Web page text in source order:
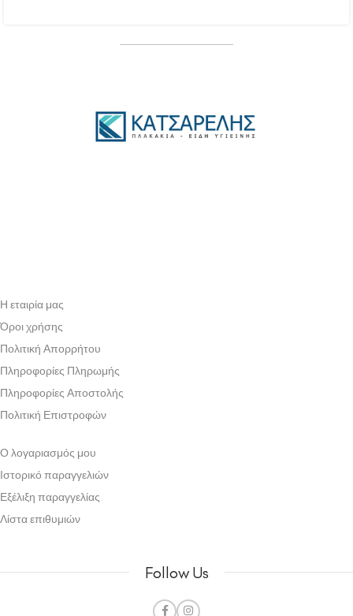
Η εταιρία μας
Όροι χρήσης
Πολιτική Απορρήτου
Πληροφορίες Πληρωμής
Πληροφορίες Αποστολής
Πολιτική Επιστροφών
Ο λογαριασμός μου
Ιστορικό παραγγελιών
Εξέλιξη παραγγελίας
Λίστα επιθυμιών
Follow Us